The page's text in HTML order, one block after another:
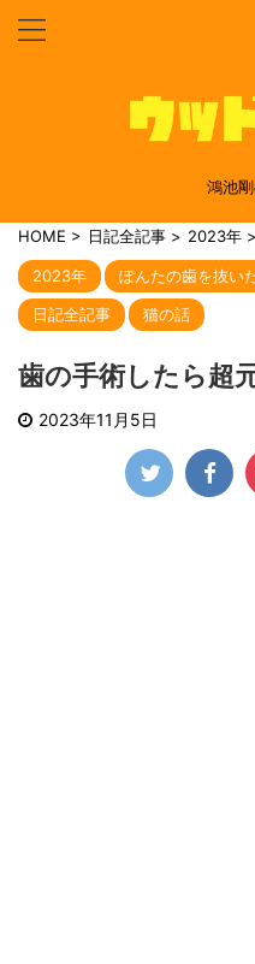
鴻池
HOME > 日記全記事 > 2023年 >
2023年
ぽんたの歯を抜い
日記全記事
猫の話
歯の手術したら超
2023年11月5日